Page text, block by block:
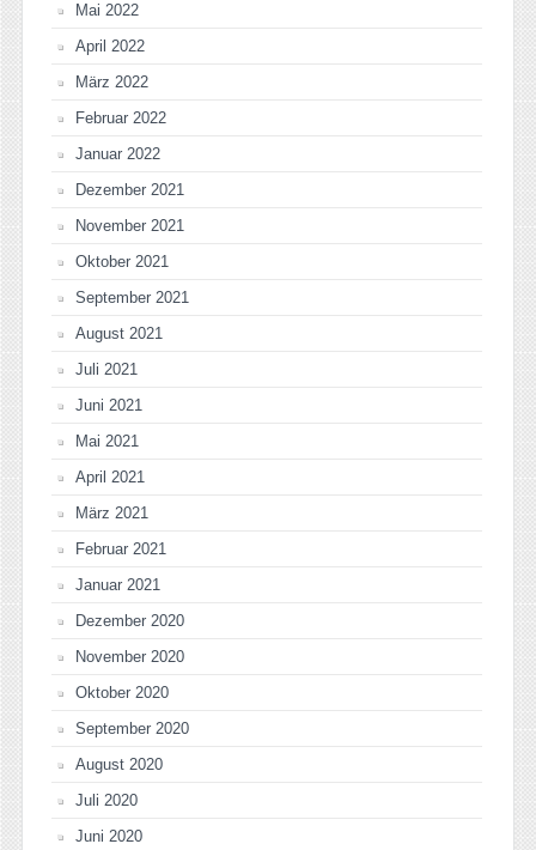
Mai 2022
April 2022
März 2022
Februar 2022
Januar 2022
Dezember 2021
November 2021
Oktober 2021
September 2021
August 2021
Juli 2021
Juni 2021
Mai 2021
April 2021
März 2021
Februar 2021
Januar 2021
Dezember 2020
November 2020
Oktober 2020
September 2020
August 2020
Juli 2020
Juni 2020